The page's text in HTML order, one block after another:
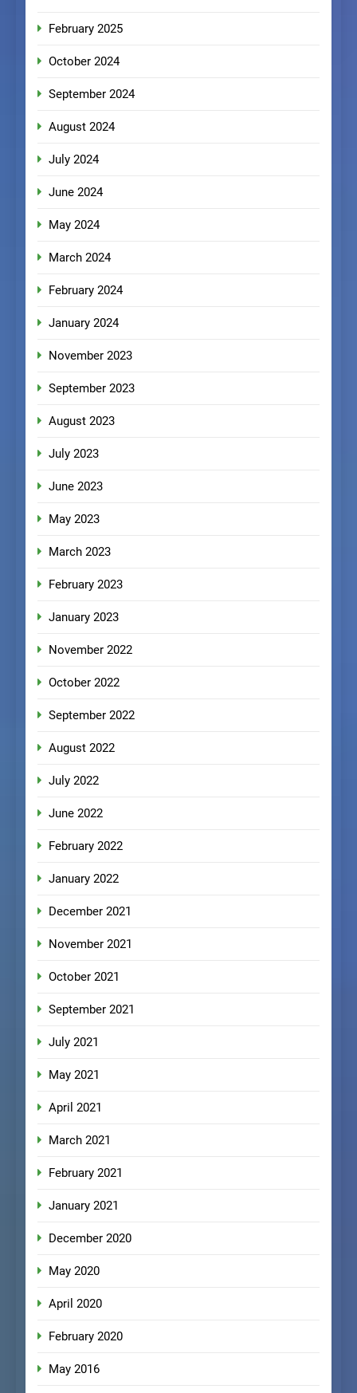
February 2025
October 2024
September 2024
August 2024
July 2024
June 2024
May 2024
March 2024
February 2024
January 2024
November 2023
September 2023
August 2023
July 2023
June 2023
May 2023
March 2023
February 2023
January 2023
November 2022
October 2022
September 2022
August 2022
July 2022
June 2022
February 2022
January 2022
December 2021
November 2021
October 2021
September 2021
July 2021
May 2021
April 2021
March 2021
February 2021
January 2021
December 2020
May 2020
April 2020
February 2020
May 2016